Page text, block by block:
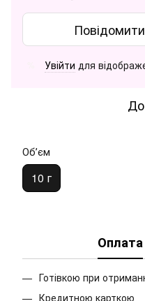
Увійти для
Обʼєм
10 г
Оплата
Готівкою при
Кредитною карткою